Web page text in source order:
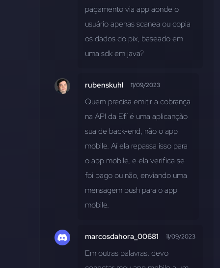
pagamento via app aonde o
usuário apenas scanea ou copia
os dados do pix, baseado em
uma sdk em java?
rubenskuhl 11/09/2023
Quem precisa emitir a cobrança
na API da Efí é uma aplicanção
sua de back-end, não o app
mobile. Aí ela repassa isso para
o app mobile, e ela verifica se
foi pago ou não, enviando uma
mensagem push para o app
mobile.
marcosdahora_00681 11/09/2023
Em outras palavras: devo